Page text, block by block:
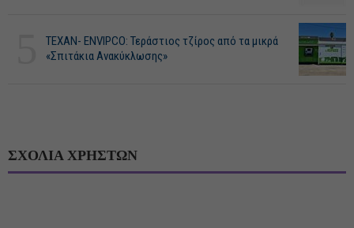
ΤΕΧΑΝ- ENVIPCO: Τεράστιος τζίρος από τα μικρά
«Σπιτάκια Ανακύκλωσης»
ΣΧΟΛΙΑ ΧΡΗΣΤΩΝ